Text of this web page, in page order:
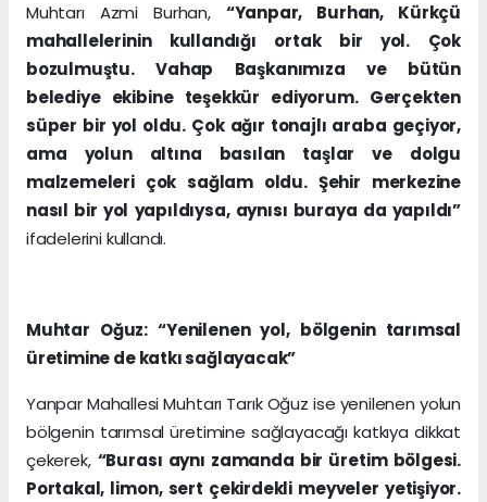
Muhtarı Azmi Burhan, “Yanpar, Burhan, Kürkçü
mahallelerinin kullandığı ortak bir yol. Çok
bozulmuştu. Vahap Başkanımıza ve bütün
belediye ekibine teşekkür ediyorum. Gerçekten
süper bir yol oldu. Çok ağır tonajlı araba geçiyor,
ama yolun altına basılan taşlar ve dolgu
malzemeleri çok sağlam oldu. Şehir merkezine
nasıl bir yol yapıldıysa, aynısı buraya da yapıldı”
ifadelerini kullandı.
Muhtar Oğuz: “Yenilenen yol, bölgenin tarımsal
üretimine de katkı sağlayacak”
Yanpar Mahallesi Muhtarı Tarık Oğuz ise yenilenen yolun
bölgenin tarımsal üretimine sağlayacağı katkıya dikkat
çekerek, “Burası aynı zamanda bir üretim bölgesi.
Portakal, limon, sert çekirdekli meyveler yetişiyor.